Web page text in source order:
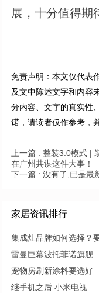
展，十分值得期
免责声明：本文仅代表
及文中陈述文字和内容
分内容、文字的真实性
诺，请读者仅作参考，
上一篇 : 整装3.0模式 |
在广州共谋这件大事！
下一篇 : 没有了,已是最
家居资讯排行
集成灶品牌如何选择？
雷曼巨幕波托菲诺旗舰
宠物房刷新涂料要选好
继手机之后 小米电视